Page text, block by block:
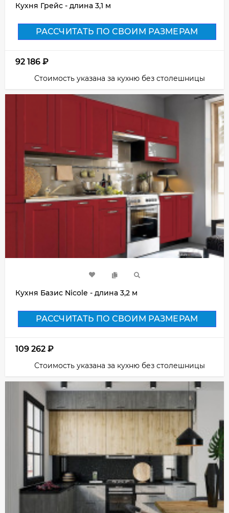
Кухня Грейс - длина 3,1 м
РАССЧИТАТЬ ПО СВОИМ РАЗМЕРАМ
92 186 ₽
Стоимость указана за кухню без столешницы
Кухня Базис Nicole - длина 3,2 м
РАССЧИТАТЬ ПО СВОИМ РАЗМЕРАМ
109 262 ₽
Стоимость указана за кухню без столешницы